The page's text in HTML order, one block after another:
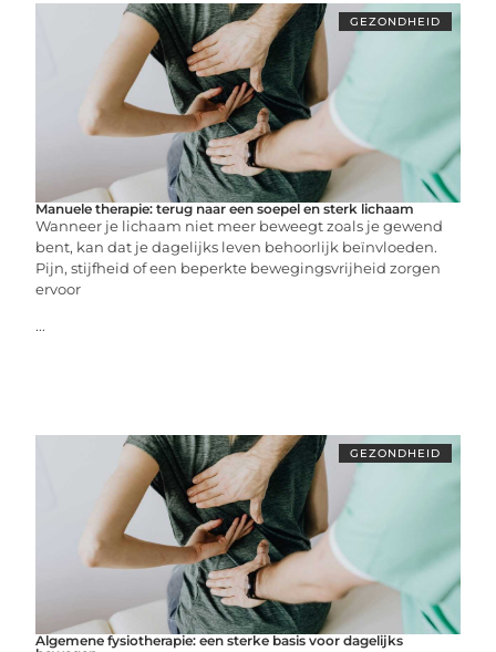
GEZONDHEID
Manuele therapie: terug naar een soepel en sterk lichaam
Wanneer je lichaam niet meer beweegt zoals je gewend
bent, kan dat je dagelijks leven behoorlijk beïnvloeden.
Pijn, stijfheid of een beperkte bewegingsvrijheid zorgen
ervoor
...
GEZONDHEID
Algemene fysiotherapie: een sterke basis voor dagelijks